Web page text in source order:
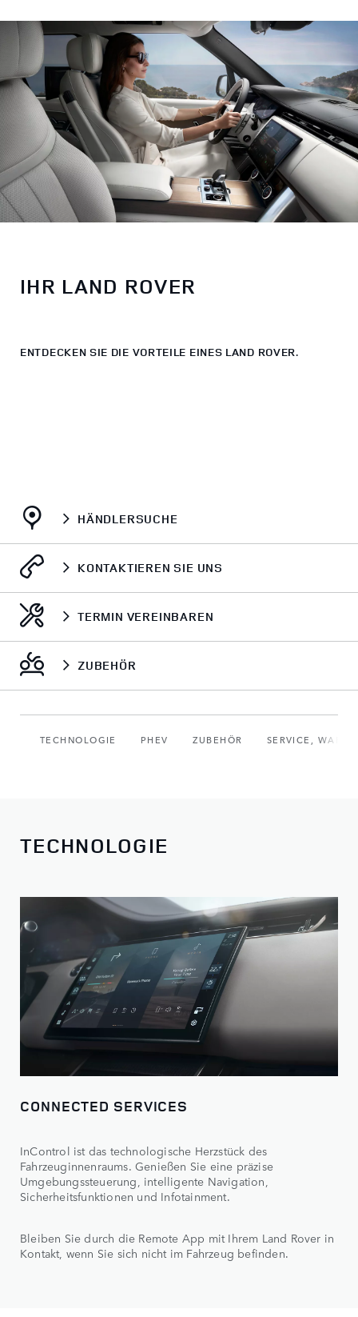
IHR LAND ROVER
ENTDECKEN SIE DIE VORTEILE EINES LAND ROVER.
HÄNDLERSUCHE
KONTAKTIEREN SIE UNS
TERMIN VEREINBAREN
ZUBEHÖR
TECHNOLOGIE PHEV ZUBEHÖR SERVICE,
TECHNOLOGIE
CONNECTED SERVICES
InControl ist das technologische Herzstück des
Fahrzeuginnenraums. Genießen Sie eine präzise
Umgebungssteuerung, intelligente Navigation,
Sicherheitsfunktionen und Infotainment.
Bleiben Sie durch die Remote App mit Ihrem Land Rover in
Kontakt, wenn Sie sich nicht im Fahrzeug befinden.